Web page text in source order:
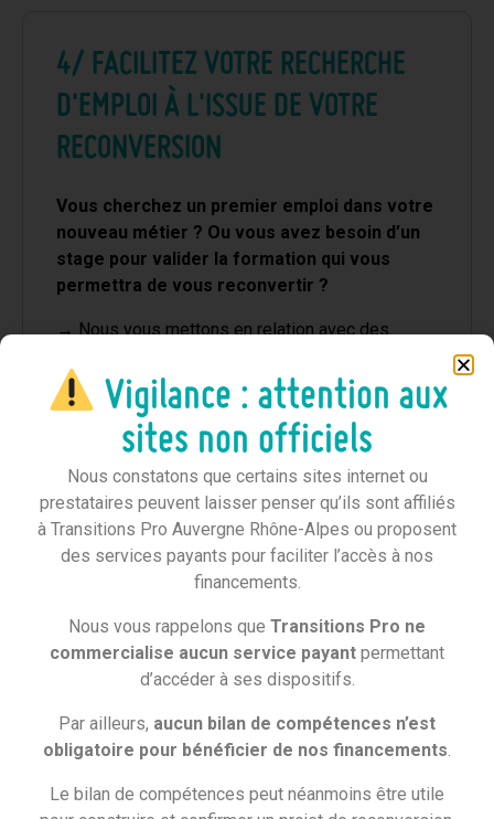
4/ FACILITEZ VOTRE RECHERCHE
D'EMPLOI À L'ISSUE DE VOTRE
RECONVERSION
Vous cherchez un premier emploi dans votre
nouveau métier ? Ou vous avez besoin d’un
stage pour valider la formation qui vous
permettra de vous reconvertir ?
→ Nous vous mettons en relation avec des
vous
: nos bénéficiaires accèdent gratuitement à
la plateforme LISE (LIen entre les Salariés et
l’Entreprise).
ILS ONT RETROUVÉ LEUR
SOURIRE !
Karim, Thérèse, Bella et Damien ont
Vigilance : attention aux
sites non officiels
Nous constatons que certains sites internet ou
prestataires peuvent laisser penser qu’ils sont affiliés
à Transitions Pro Auvergne Rhône-Alpes ou proposent
des services payants pour faciliter l’accès à nos
financements.
Nous vous rappelons que Transitions Pro ne
commercialise aucun service payant permettant
d’accéder à ses dispositifs.
Par ailleurs, aucun bilan de compétences n’est
obligatoire pour bénéficier de nos financements
Le bilan de compétences peut néanmoins être utile